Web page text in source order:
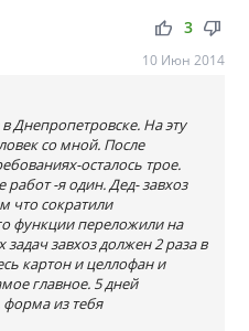
thumb_up thumb_down
3
10 Июн 2014
Днепропетровске. На эту
со мной. После
осталось трое.
-я один. Дед- завхоз
что сократили
функции переложили на
завхоз должен 2 раза в
картон и целлофан и
главное. 5 дней
форма из тебя